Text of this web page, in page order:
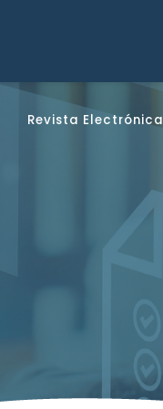
Revista Electrónica